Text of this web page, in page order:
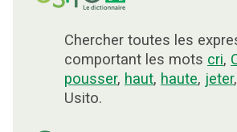
Chercher toutes les
comportant les mots cri,
pousser, haut, haute, jeter,
Usito.